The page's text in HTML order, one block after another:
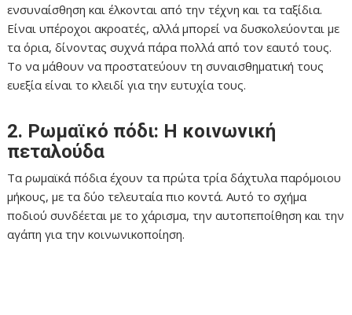
ενσυναίσθηση και έλκονται από την τέχνη και τα ταξίδια.
Είναι υπέροχοι ακροατές, αλλά μπορεί να δυσκολεύονται με
τα όρια, δίνοντας συχνά πάρα πολλά από τον εαυτό τους.
Το να μάθουν να προστατεύουν τη συναισθηματική τους
ευεξία είναι το κλειδί για την ευτυχία τους.
2. Ρωμαϊκό πόδι: Η κοινωνική
πεταλούδα
Τα ρωμαϊκά πόδια έχουν τα πρώτα τρία δάχτυλα παρόμοιου
μήκους, με τα δύο τελευταία πιο κοντά. Αυτό το σχήμα
ποδιού συνδέεται με το χάρισμα, την αυτοπεποίθηση και την
αγάπη για την κοινωνικοποίηση.